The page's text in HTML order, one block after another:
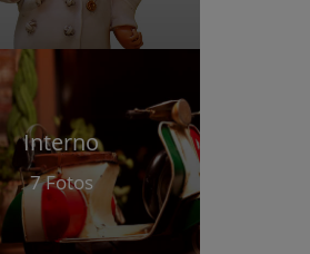
Interno
7 Fotos